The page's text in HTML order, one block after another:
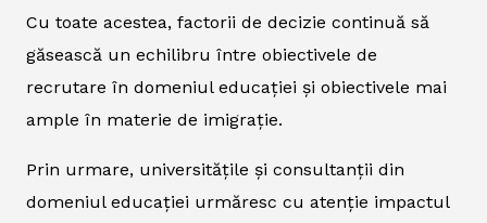
Cu toate acestea, factorii de decizie continuă să
găsească un echilibru între obiectivele de
recrutare în domeniul educației și obiectivele mai
ample în materie de imigrație.
Prin urmare, universitățile și consultanții din
domeniul educației urmăresc cu atenție impactul